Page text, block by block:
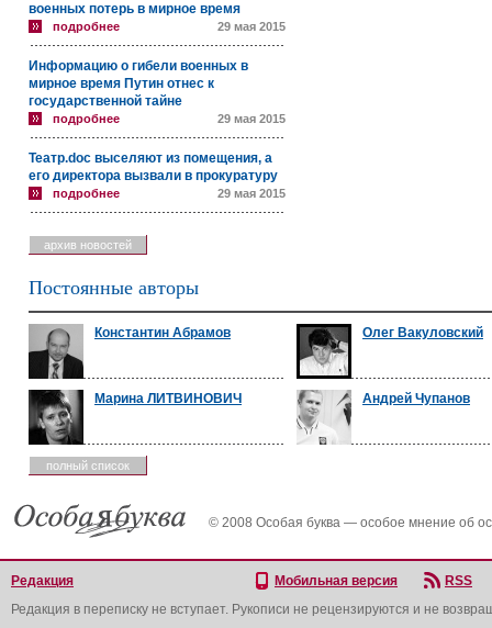
военных потерь в мирное время
подробнее 29 мая 2015
Информацию о гибели военных в
мирное время Путин отнес к
государственной тайне
подробнее 29 мая 2015
Театр.doc выселяют из помещения, а
его директора вызвали в прокуратуру
подробнее 29 мая 2015
архив новостей
Постоянные авторы
Константин Абрамов Олег Вакуловский
Марина ЛИТВИНОВИЧ Андрей Чупанов
полный список
© 2008 Особая буква — особое мнение об
Редакция Мобильная версия
RSS
Редакция в переписку не вступает. Рукописи не рецензируются и не